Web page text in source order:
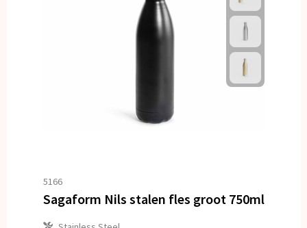
5166
Sagaform Nils stalen fles groot 750ml